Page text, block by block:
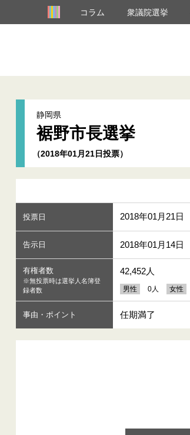
コラム 衆議院選挙
静岡県
裾野市長選挙
（2018年01月21日投票）
投票日 2018年01月21日
告示日 2018年01月14日
有権者数
※無投票時は選挙人名簿登
録者数
42,452人
男性 0人 女性
事由・ポイント 任期満了